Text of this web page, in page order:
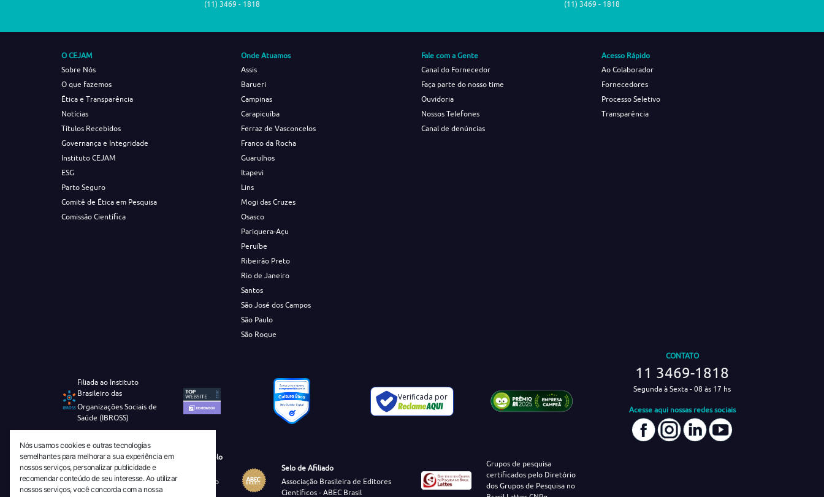
(11) 3469 - 1818
(11) 3469 - 1818
O CEJAM
Sobre Nós
O que fazemos
Ética e Transparência
Notícias
Títulos Recebidos
Governança e Integridade
Instituto CEJAM
ESG
Parto Seguro
Comitê de Ética em Pesquisa
Comissão Científica
Onde Atuamos
Assis
Barueri
Campinas
Carapicuíba
Ferraz de Vasconcelos
Franco da Rocha
Guarulhos
Itapevi
Lins
Mogi das Cruzes
Osasco
Pariquera-Açu
Peruíbe
Ribeirão Preto
Rio de Janeiro
Santos
São José dos Campos
São Paulo
São Roque
Fale com a Gente
Canal do Fornecedor
Faça parte do nosso time
Ouvidoria
Nossos Telefones
Canal de denúncias
Acesso Rápido
Ao Colaborador
Fornecedores
Processo Seletivo
Transparência
Filiada ao Instituto
Brasileiro das
Organizações Sociais de
Saúde (IBROSS)
Verificada por
CONTATO
11 3469-1818
Segunda à Sexta - 08 às 17 hs
Acesse aqui nossas redes sociais
Revista Tecnico-Cientifica CEJAM Selo
Diamante de Ciência Aberta
Diretório Migulim Instituto Brasileiro
de Informação em Ciência e
Selo de Afiliado
Associação Brasileira de Editores
Científicos - ABEC Brasil
Grupos de pesquisa
certificados pelo Diretório
dos Grupos de Pesquisa no
Nós usamos cookies e outras tecnologias
semelhantes para melhorar a sua experiência em
nossos serviços, personalizar publicidade e
recomendar conteúdo de seu interesse. Ao utilizar
nossos serviços, você concorda com a nossa